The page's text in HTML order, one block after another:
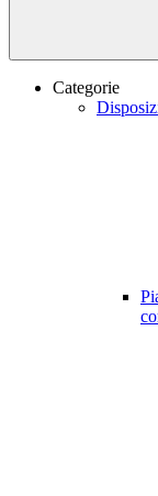
Categorie